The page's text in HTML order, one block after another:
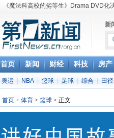
《魔法科高校的劣等生》Drama DVD化
消息称刘强东要求京东商城明年扭亏为盈
保健品也能吃出一身病? 康宝莱员工自揭
煤价"跳水"电企利润"蹦高" 电煤联动亟待
苹果公司自建太阳能电厂为数据中心供电
吃饭、睡觉、黑人人？
网络电商和传统出版商的角逐：亚马逊
英国小猫因长得像希特勒遭袭 被扔垃圾左
《中二病也想谈恋爱》女主角特报预告
新
首页 新闻 财经 科技 房产
奥运 NBA 篮球 足球 综合 田径
首页 > 体育 > 篮球 > 正文